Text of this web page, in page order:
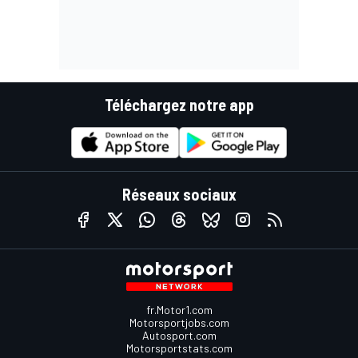
Téléchargez notre app
Réseaux sociaux
fr.Motor1.com
Motorsportjobs.com
Autosport.com
Motorsportstats.com